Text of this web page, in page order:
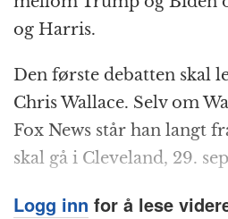
b
o
o
k
n
g
e
r
A
p
c
at
og Harris.
Den første debatten skal
Chris Wallace. Selv om
Fox News står han langt
skal gå i Cleveland, 29.
Logg inn for å lese